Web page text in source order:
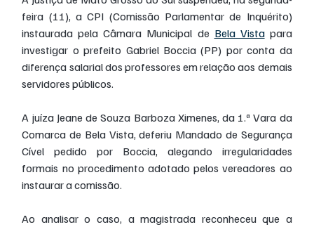
feira (11), a CPI (Comissão Parlamentar de Inquérito)
instaurada pela Câmara Municipal de Bela Vista para
investigar o prefeito Gabriel Boccia (PP) por conta da
diferença salarial dos professores em relação aos demais
servidores públicos.
A juíza Jeane de Souza Barboza Ximenes, da 1.ª Vara da
Comarca de Bela Vista, deferiu Mandado de Segurança
Cível pedido por Boccia, alegando irregularidades
formais no procedimento adotado pelos vereadores ao
instaurar a comissão.
Ao analisar o caso, a magistrada reconheceu que a